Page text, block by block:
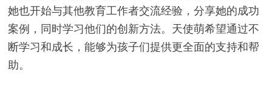
她也开始与其他教育工作者交流经验，分享她的成功
案例，同时学习他们的创新方法。天使萌希望通过不
断学习和成长，能够为孩子们提供更全面的支持和帮
助。